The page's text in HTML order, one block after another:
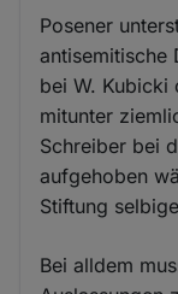
Posener
antisemitische
bei W. Kubicki
mitunter
Schreiber bei
aufgehoben
Stiftung
Bei alldem